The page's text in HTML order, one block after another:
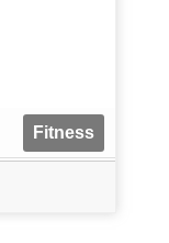
Fitness